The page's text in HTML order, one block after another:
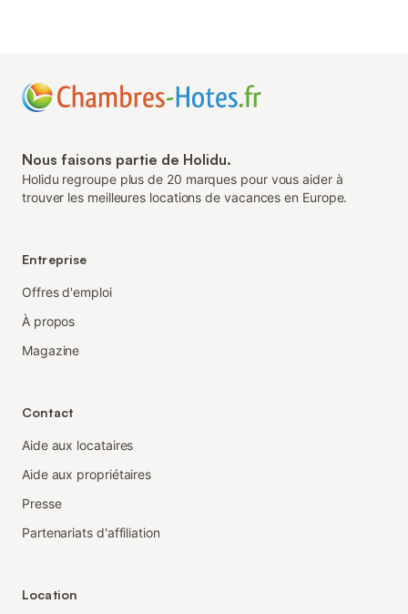
Nous faisons partie de Holidu.
Holidu regroupe plus de 20 marques pour vous aider à
trouver les meilleures locations de vacances en Europe.
Entreprise
Offres d'emploi
À propos
Magazine
Contact
Aide aux locataires
Aide aux propriétaires
Presse
Partenariats d'affiliation
Location